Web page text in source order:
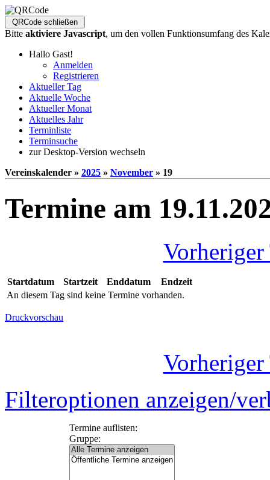
Bitte aktiviere Javascript, um den vollen Funktionsumfang des
Hallo Gast!
Anmelden
Registrieren
Aktueller Tag
Aktuelle Woche
Aktueller Monat
Aktuelles Jahr
Terminliste
Terminsuche
zur Desktop-Version wechseln
Vereinskalender » 2025 » November » 19
Termine am
Vorheriger
Startdatum Startzeit Enddatum
Endzeit
An diesem Tag sind keine Termine vorhanden.
Druckvorschau
Vorheriger
Filteroptionen anzeigen/
Termine auflisten:
Gruppe: